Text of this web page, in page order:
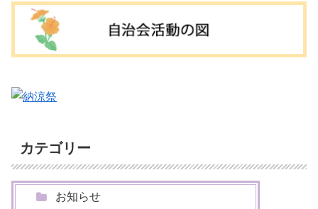
カテゴリー
お知らせ